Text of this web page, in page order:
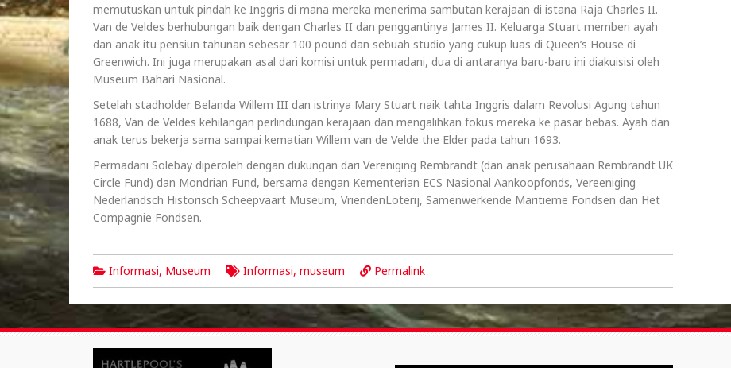
memutuskan untuk pindah ke Inggris di mana mereka menerima sambutan kerajaan di istana Raja Charles II.
Van de Veldes berhubungan baik dengan Charles II dan penggantinya James II. Keluarga Stuart memberi ayah
dan anak itu pensiun tahunan sebesar 100 pound dan sebuah studio yang cukup luas di Queen’s House di
Greenwich. Ini juga merupakan asal dari komisi untuk permadani, dua di antaranya baru-baru ini diakuisisi oleh
Museum Bahari Nasional.
Setelah stadholder Belanda Willem III dan istrinya Mary Stuart naik tahta Inggris dalam Revolusi Agung tahun
1688, Van de Veldes kehilangan perlindungan kerajaan dan mengalihkan fokus mereka ke pasar bebas. Ayah dan
anak terus bekerja sama sampai kematian Willem van de Velde the Elder pada tahun 1693.
Permadani Solebay diperoleh dengan dukungan dari Vereniging Rembrandt (dan anak perusahaan Rembrandt UK
Circle Fund) dan Mondrian Fund, bersama dengan Kementerian ECS Nasional Aankoopfonds, Vereeniging
Nederlandsch Historisch Scheepvaart Museum, VriendenLoterij, Samenwerkende Maritieme Fondsen dan Het
Compagnie Fondsen.
Informasi, Museum Informasi, museum Permalink